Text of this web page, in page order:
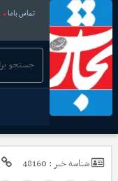
تماس باما
شناسه خبر : 48160